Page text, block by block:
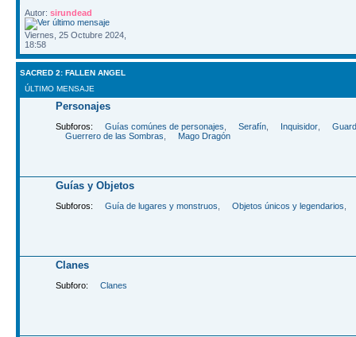
Autor: sirundead
Viernes, 25 Octubre 2024,
18:58
SACRED 2: FALLEN ANGEL
ÚLTIMO MENSAJE
Personajes
Subforos: Guías comúnes de personajes Serafín Inquisidor
Guerrero de las Sombras
Mago Dragón
Guías y Objetos
Subforos: Guía de lugares y monstruos Objetos únicos y legendarios
Clanes
Subforo: Clanes